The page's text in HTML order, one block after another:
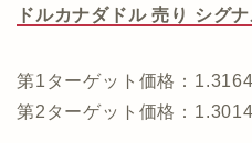
ドルカナダドル 売り シグ
第1ターゲット価格：
第2ターゲット価格：